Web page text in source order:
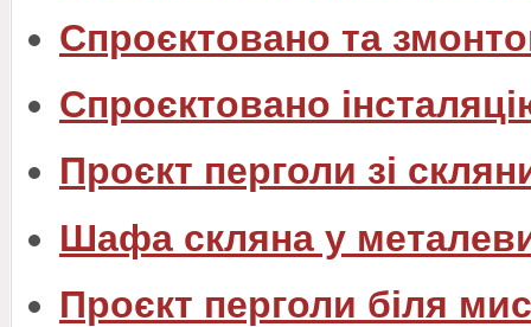
Спроєктовано та
Спроєктовано
Проєкт перголи зі
Шафа скляна у
Проєкт перголи біля